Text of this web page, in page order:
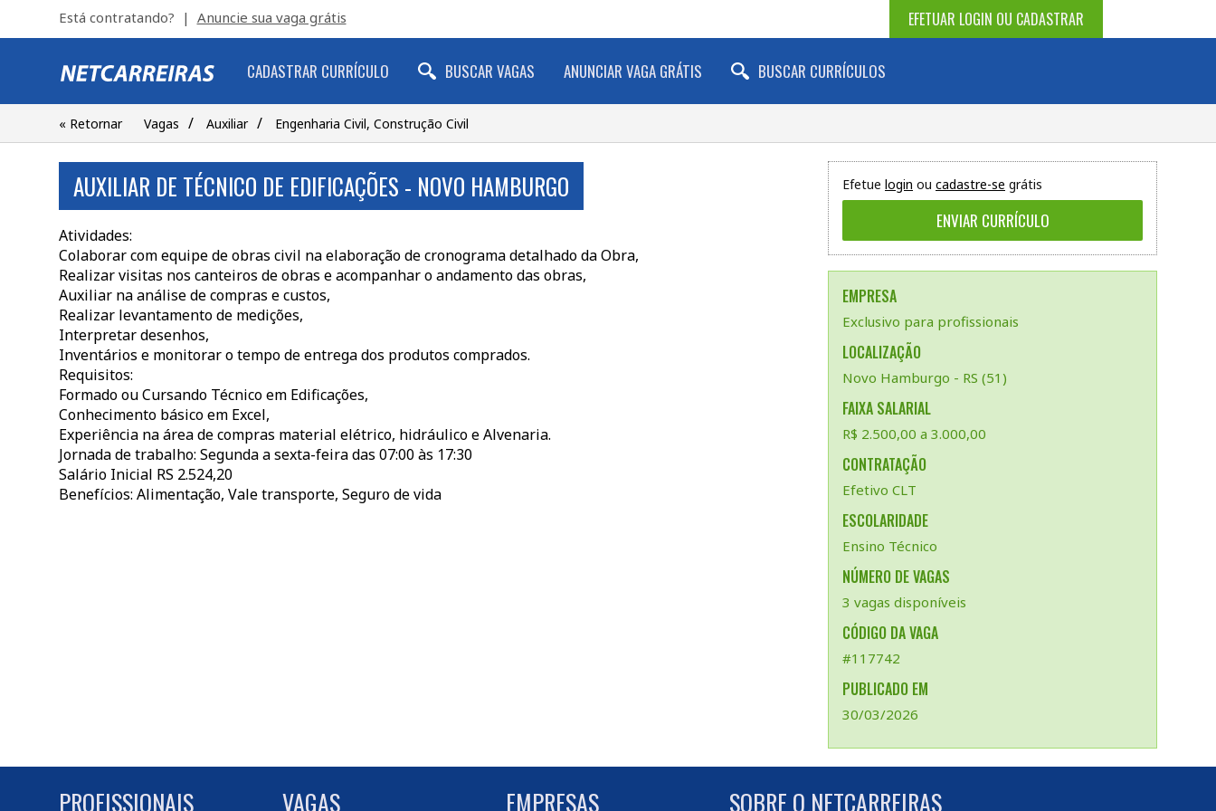
EFETUAR LOGIN OU CADASTRAR
Está contratando? | Anuncie sua vaga grátis
CADASTRAR CURRÍCULO BUSCAR VAGAS ANUNCIAR VAGA GRÁTIS BUSCAR CURRÍCULOS
« Retornar Vagas / Auxiliar / Engenharia Civil, Construção Civil
Efetue login ou cadastre-se grátis
EMPRESA
Exclusivo para profissionais
LOCALIZAÇÃO
Novo Hamburgo - RS (51)
FAIXA SALARIAL
R$ 2.500,00 a 3.000,00
CONTRATAÇÃO
Efetivo CLT
ESCOLARIDADE
Ensino Técnico
NÚMERO DE VAGAS
3 vagas disponíveis
CÓDIGO DA VAGA
#117742
PUBLICADO EM
30/03/2026
AUXILIAR DE TÉCNICO DE EDIFICAÇÕES - NOVO HAMBURGO
Atividades:
Colaborar com equipe de obras civil na elaboração de cronograma detalhado da Obra,
Realizar visitas nos canteiros de obras e acompanhar o andamento das obras,
Auxiliar na análise de compras e custos,
Realizar levantamento de medições,
Interpretar desenhos,
Inventários e monitorar o tempo de entrega dos produtos comprados.
Requisitos:
Formado ou Cursando Técnico em Edificações,
Conhecimento básico em Excel,
Experiência na área de compras material elétrico, hidráulico e Alvenaria.
Jornada de trabalho: Segunda a sexta-feira das 07:00 às 17:30
Salário Inicial RS 2.524,20
Benefícios: Alimentação, Vale transporte, Seguro de vida
PROFISSIONAIS VAGAS EMPRESAS SOBRE O NETCARREIRAS